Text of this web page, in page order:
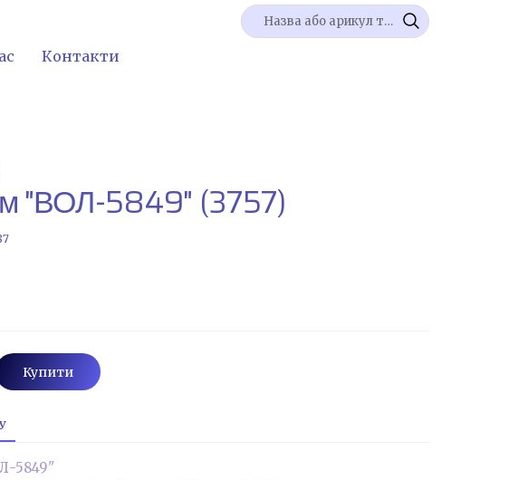
Контакти
"ВОЛ-5849" (3757)
Купити
5849"